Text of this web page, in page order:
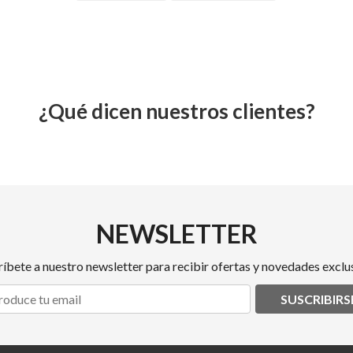
¿Qué dicen nuestros clientes?
NEWSLETTER
a nuestro newsletter para recibir ofertas y novedades